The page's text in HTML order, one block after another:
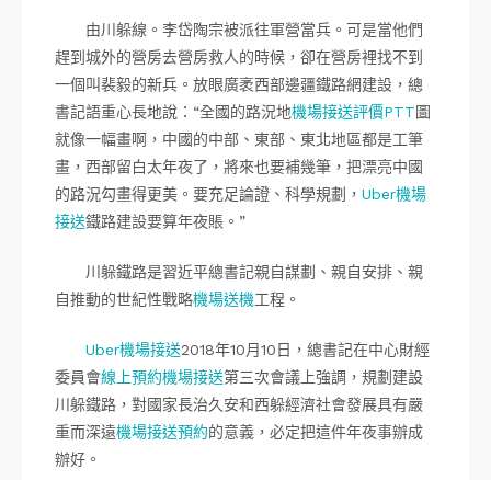
由川躲線。李岱陶宗被派往軍營當兵。可是當他們
趕到城外的營房去營房救人的時候，卻在營房裡找不到
一個叫裴毅的新兵。放眼廣袤西部邊疆鐵路網建設，總
書記語重心長地說：“全國的路況地機場接送評價PTT圖
就像一幅畫啊，中國的中部、東部、東北地區都是工筆
畫，西部留白太年夜了，將來也要補幾筆，把漂亮中國
的路況勾畫得更美。要充足論證、科學規劃， Uber機場
接送鐵路建設要算年夜賬。”
川躲鐵路是習近平總書記親自謀劃、親自安排、親
自推動的世紀性戰略機場送機工程。
Uber機場接送2018年10月10日，總書記在中心財經
委員會線上預約機場接送第三次會議上強調，規劃建設
川躲鐵路，對國家長治久安和西躲經濟社會發展具有嚴
重而深遠機場接送預約的意義，必定把這件年夜事辦成
辦好。